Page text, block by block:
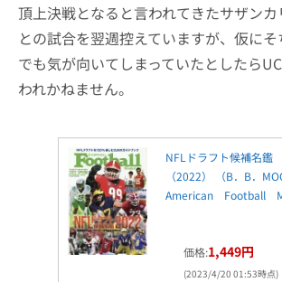
頂上決戦となると言われてきたサザン
との試合を翌週控えていますが、仮に
でも気が向いてしまっていたとしたら
われかねません。
NFLドラフト候補名鑑
（2022） （B．B．
American Football
価格:1,449円
(2023/4/20 01:53時点)